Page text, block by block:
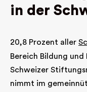
in der
20,8 Prozent aller
Bereich Bildung
Schweizer
nimmt im